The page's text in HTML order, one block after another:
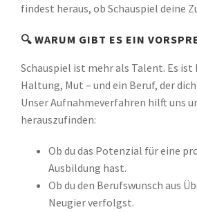
findest heraus, ob Schauspiel deine
🔍 WARUM GIBT ES EIN
Schauspiel ist mehr als Talent. Es ist
Haltung, Mut – und ein Beruf, der
Unser Aufnahmeverfahren hilft uns
herauszufinden:
Ob du das Potenzial für eine
Ausbildung hast.
Ob du den Berufswunsch aus
Neugier verfolgst.